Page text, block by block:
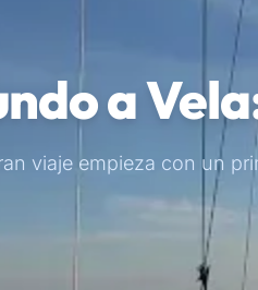
a
viaje empieza con un